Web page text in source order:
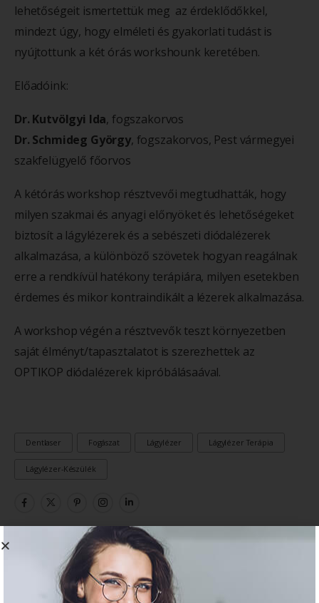
lehetőségeit ismertettük meg az érdeklődőkkel,
mindezt úgy, hogy elméleti és gyakorlati tudást is
nyújtottunk a két órás workshounk keretében.
Előadóink:
Dr. Kutvölgyi Ida, fogszakorvos
Dr. Schmideg György, fogszakorvos, Pest vármegyei
szakfelügyelő főorvos
A kétórás workshop résztvevői megtudhatták, hogy
milyen szakmai és anyagi előnyöket és lehetőségeket
biztosít a lágylézerek és a sebészeti diódalézerek
alkalmazása, a különböző szövetek hogyan reagálnak
erre a rendkívül hatékony terápiára, milyen esetekben
érdemes és mikor kontraindikált a lézerek alkalmazása.
A workshop végén a résztvevők teszt környezetben
saját élményt/tapasztalatot is szerezhettek az
OPTIKOP diódalézerek kipróbálásaával.
Dentlaser Fogászat Lágylézer Lágylézer Terápia
Lágylézer-Készülék
Előző Bejegyzés